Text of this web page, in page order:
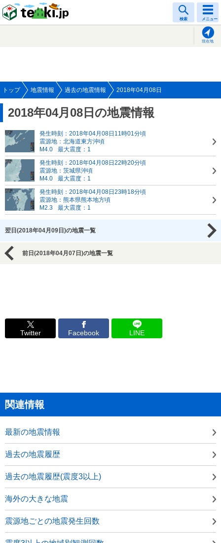
検索 メニュー
現在地
トップ 地震情報 過去の地震情報 2018年04月08日
2018年04月08日の地震情報
発生時刻：2018年04月08日11時01分頃
震源地：北海道東方沖頃
M4.0
最大震度：1
発生時刻：2018年04月08日22時20分頃
震源地：茨城県沖頃
M4.0
最大震度：1
発生時刻：2018年04月08日23時18分頃
震源地：熊本県熊本地方頃
M2.3
最大震度：1
翌日(2018年04月09日)の地震一覧
前日(2018年04月07日)の地震一覧
Twitter Facebook LINE
関連情報
最新の地震情報
過去の地震履歴
過去の地震履歴(震度3以上)
海外の大きな地震
震源地ごとの地震発生回数